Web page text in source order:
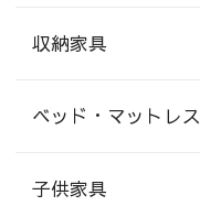
収納家具
ベッド・マットレス
子供家具